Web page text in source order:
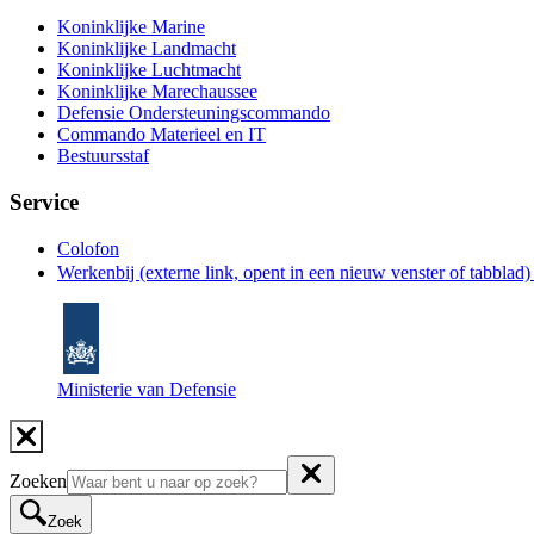
Koninklijke Marine
Koninklijke Landmacht
Koninklijke Luchtmacht
Koninklijke Marechaussee
Defensie Ondersteuningscommando
Commando Materieel en IT
Bestuursstaf
Service
Colofon
Werkenbij (externe link, opent in een nieuw venster of tabblad)
Ministerie van Defensie
Zoeken
Zoek